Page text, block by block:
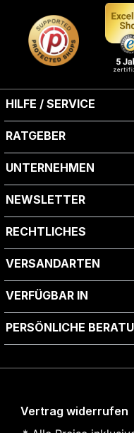
HILFE / SERVICE
RATGEBER
UNTERNEHMEN
NEWSLETTER
RECHTLICHES
VERSANDARTEN
VERFÜGBAR IN
PERSÖNLICHE
Vertrag widerrufen